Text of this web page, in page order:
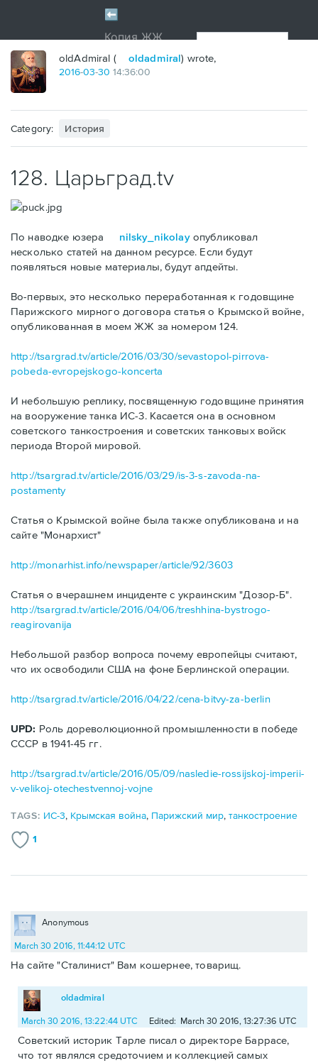
oldAdmiral ( oldadmiral) wrote,
2016-03-30 14:36:00
Category: История
128. Царьград.tv
По наводке юзера nilsky_nikolayопубликовал
несколько статей на данном ресурсе. Если будут
появляться новые материалы, будут апдейты.
Во-первых, это несколько переработанная к годовщине
Парижского мирного договора статья о Крымской войне,
опубликованная в моем ЖЖ за номером 124.
http://tsargrad.tv/article/2016/03/30/sevastopol-pirrova-
pobeda-evropejskogo-koncerta
И небольшую реплику, посвященную годовщине принятия
на вооружение танка ИС-3. Касается она в основном
советского танкостроения и советских танковых войск
периода Второй мировой.
http://tsargrad.tv/article/2016/03/29/is-3-s-zavoda-na-
postamenty
Статья о Крымской войне была также опубликована и на
сайте "Монархист"
http://monarhist.info/newspaper/article/92/3603
Статья о вчерашнем инциденте с украинским "Дозор-Б".
http://tsargrad.tv/article/2016/04/06/treshhina-bystrogo-
reagirovanija
Небольшой разбор вопроса почему европейцы считают,
что их освободили США на фоне Берлинской операции.
http://tsargrad.tv/article/2016/04/22/cena-bitvy-za-berlin
UPD: Роль дореволюционной промышленности в победе
СССР в 1941-45 гг.
http://tsargrad.tv/article/2016/05/09/nasledie-rossijskoj-imperii-
v-velikoj-otechestvennoj-vojne
TAGS: ИС-3, Крымская война, Парижский мир,танкостроение
1
Anonymous
March 30 2016, 11:44:12 UTC
На сайте "Сталинист" Вам кошернее, товарищ.
oldadmiral
March 30 2016, 13:22:44 UTC Edited: March 30 2016, 13:27:36 UTC
Советский историк Тарле писал о директоре Баррасе,
что тот являлся средоточием и коллекцией самых